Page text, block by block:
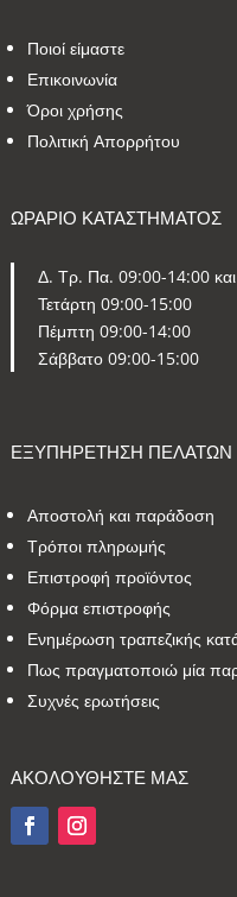
Ποιοί είμαστε
Επικοινωνία
Όροι χρήσης
Πολιτική Απορρήτου
ΩΡΑΡΙΟ ΚΑΤΑΣΤΗΜΑΤΟΣ
Δ. Τρ. Πα. 09:00-14:00
Τετάρτη 09:00-15:00
Πέμπτη 09:00-14:00
Σάββατο 09:00-15:00
ΕΞΥΠΗΡΕΤΗΣΗ ΠΕΛΑΤΩΝ
Αποστολή και παράδοση
Τρόποι πληρωμής
Επιστροφή προϊόντος
Φόρμα επιστροφής
Ενημέρωση τραπεζικής
Πως πραγματοποιώ μία
Συχνές ερωτήσεις
ΑΚΟΛΟΥΘΗΣΤΕ ΜΑΣ